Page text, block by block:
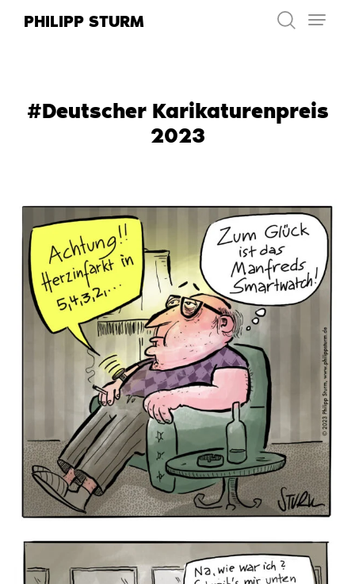
InhaltPHILIPP STURM
#Deutscher Karikaturenpreis
2023